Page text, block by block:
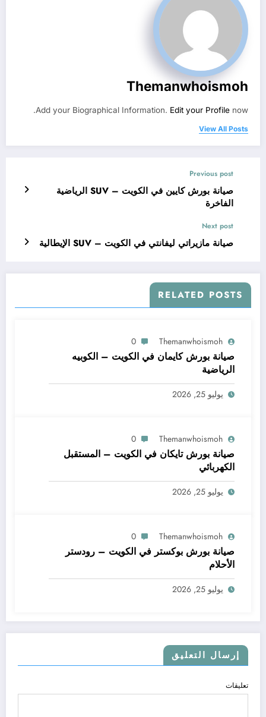
Themanwhoismoh
Add your Biographical Information. Edit your Profile now.
View All Posts
Previous post
صيانة بورش كايين في الكويت – SUV الرياضية
الفاخرة
Next post
صيانة مازيراتي ليفانتي في الكويت – SUV الإيطالية
RELATED POSTS
Themanwhoismoh
0
صيانة بورش كايمان في الكويت – الكوبيه
الرياضية
يوليو 25, 2026
Themanwhoismoh
0
صيانة بورش تايكان في الكويت – المستقبل
الكهربائي
يوليو 25, 2026
Themanwhoismoh
0
صيانة بورش بوكستر في الكويت – رودستر
الأحلام
يوليو 25, 2026
إرسال التعليق
تعليقات